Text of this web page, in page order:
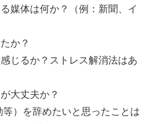
媒体は何か？（例：新聞、イ
か？
じるか？ストレス解消法はあ
大丈夫か？
）を辞めたいと思ったことは